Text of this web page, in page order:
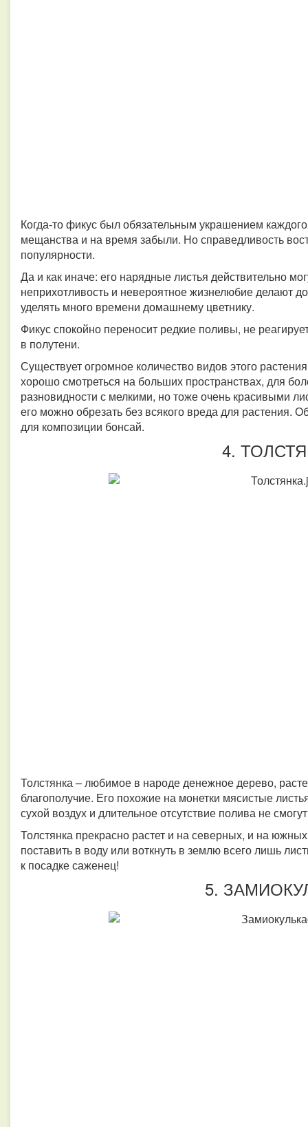
Когда-то фикус был обязательным украшением
мещанства и на время забыли. Но справедливость
популярности.
Да и как иначе: его нарядные листья действительно
неприхотливость и невероятное жизнелюбие делают
уделять много времени домашнему цветнику.
Фикус спокойно переносит редкие поливы, не
в полутени.
Существует огромное количество видов этого
хорошо смотреться на больших пространствах, для
разновидности с мелкими, но тоже очень красивыми
его можно обрезать без всякого вреда для растения.
для композиции бонсай.
4.
Толстянка – любимое в народе денежное дерево,
благополучие. Его похожие на монетки мясистые
сухой воздух и длительное отсутствие полива не
Толстянка прекрасно растет и на северных, и на
поставить в воду или воткнуть в землю всего лишь
к посадке саженец!
5.